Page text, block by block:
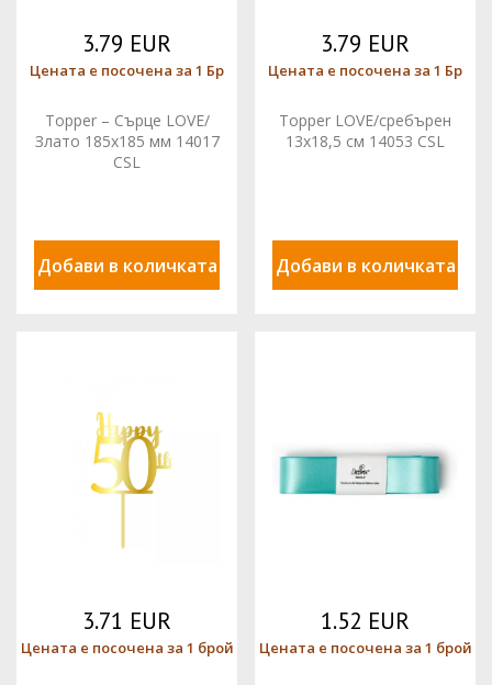
3.79 EUR
Цената е посочена за 1 Бр
Topper – Сърце LOVE/
Злато 185x185 мм 14017
CSL
Добави в количката
3.79 EUR
Цената е посочена за 1 Бр
Topper LOVE/сребърен
13x18,5 см 14053 CSL
Добави в количката
3.71 EUR
Цената е посочена за 1 брой
1.52 EUR
Цената е посочена за 1 брой